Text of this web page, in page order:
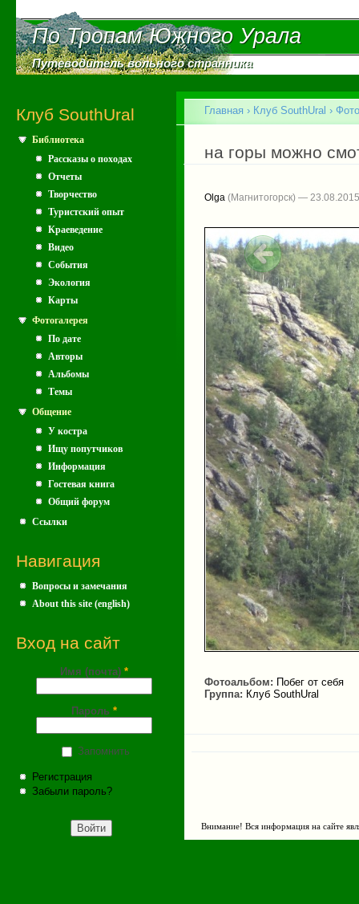
По Тропам Южного Урала
По Тропам Южного Урала
Путеводитель вольного странника
Путеводитель вольного странника
Клуб SouthUral
Библиотека
Рассказы о походах
Отчеты
Творчество
Туристский опыт
Краеведение
Видео
События
Экология
Карты
Фотогалерея
По дате
Авторы
Альбомы
Темы
Общение
У костра
Ищу попутчиков
Информация
Гостевая книга
Общий форум
Ссылки
Навигация
Вопросы и замечания
About this site (english)
Вход на сайт
Имя (почта) *
Пароль *
Запомнить
Регистрация
Забыли пароль?
Вы здесь
Главная › Клуб SouthUral ›
на горы можно
Olga (Магнитогорск) — 23.08.2015
Фотоальбом: Побег от себя
Группа: Клуб SouthUral
Внимание! Вся информация на сайте